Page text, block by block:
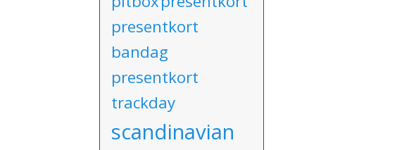
presentkort
bandag
presentkort
trackday
scandinavian